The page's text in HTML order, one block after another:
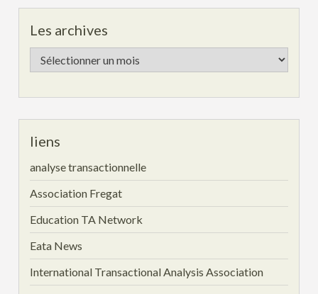
Les archives
Les
archives
liens
analyse transactionnelle
Association Fregat
Education TA Network
Eata News
International Transactional Analysis Association